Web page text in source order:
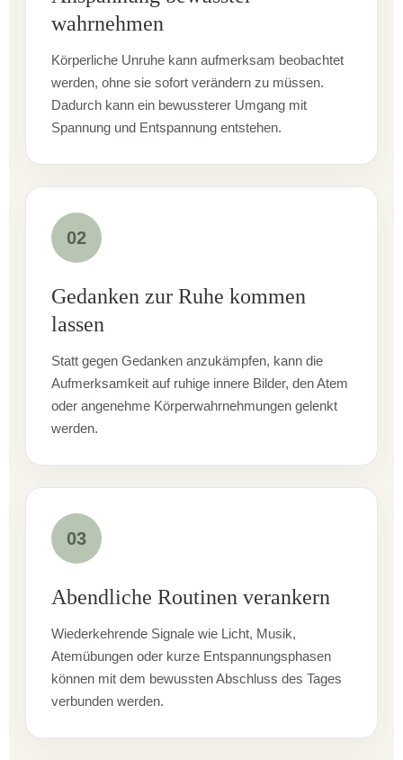
wahrnehmen
Körperliche Unruhe kann aufmerksam beobachtet
werden, ohne sie sofort verändern zu müssen.
Dadurch kann ein bewussterer Umgang mit
Spannung und Entspannung entstehen.
02
Gedanken zur Ruhe kommen
lassen
Statt gegen Gedanken anzukämpfen, kann die
Aufmerksamkeit auf ruhige innere Bilder, den Atem
oder angenehme Körperwahrnehmungen gelenkt
werden.
03
Abendliche Routinen verankern
Wiederkehrende Signale wie Licht, Musik,
Atemübungen oder kurze Entspannungsphasen
können mit dem bewussten Abschluss des Tages
verbunden werden.